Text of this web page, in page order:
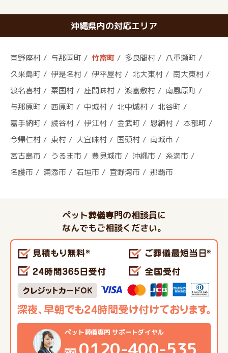
沖縄県内の対応エリア
宜野座村 与那国町 竹富町 多良間村
八重瀬町
久米島町
伊是名村 伊平屋村 北大東村
南大東村
渡名喜村
粟国村 座間味村 渡嘉敷村
南風原町
与那原町
西原町 中城村 北中城村
北谷町
嘉手納町
読谷村 伊江村 金武町 恩納村
本部町
今帰仁村
東村 大宜味村 国頭村
南城市
宮古島市
うるま市 豊見城市 沖縄市
糸満市
名護市
浦添市 石垣市 宜野湾市 那覇市
ペット葬儀専門の相談員に
なんでもご相談ください。
ペット葬儀専門 サポートダイヤル